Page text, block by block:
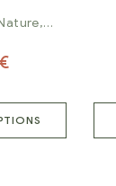
,
€